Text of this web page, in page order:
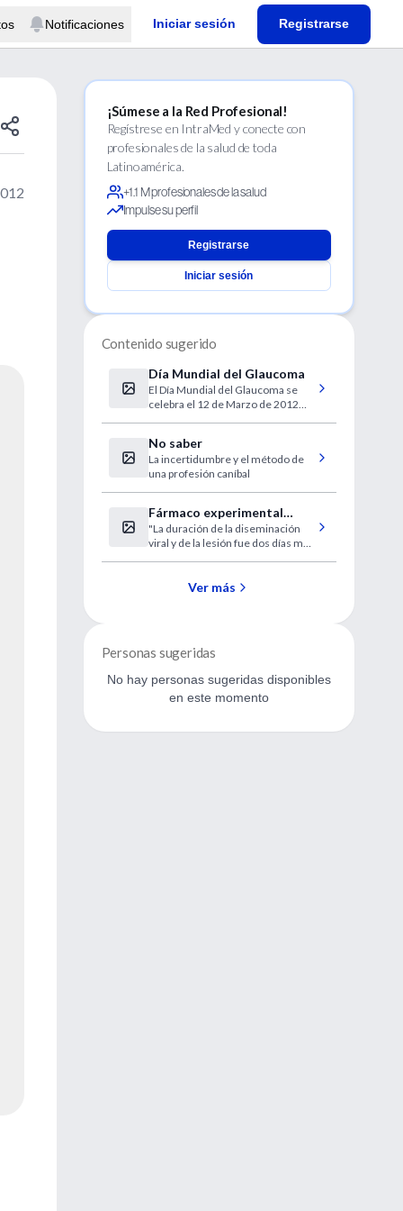
Notificaciones Iniciar sesión Registrarse
¡Súmese a la Red Profesional!
Regístrese en IntraMed y conecte con
profesionales de la salud de toda
Latinoamérica.
+1.1 M profesionales de la salud
Impulse su perfil
Registrarse
Iniciar sesión
Contenido sugerido
Día Mundial del Glaucoma
El Día Mundial del Glaucoma se
celebra el 12 de Marzo de 2012
No saber
La incertidumbre y el método de
una profesión caníbal
Fármaco experimental
acelera curación del herpes
genital
"La duración de la diseminación
viral y de la lesión fue dos días más
Ver más
Personas sugeridas
No hay personas sugeridas disponibles
en este momento